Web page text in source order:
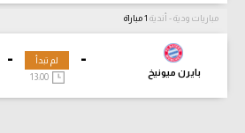
مباريات ودية - أندية
-
بايرن ميونيخ
- لم تبدأ
13:00